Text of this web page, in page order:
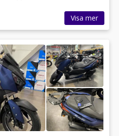
Visa mer